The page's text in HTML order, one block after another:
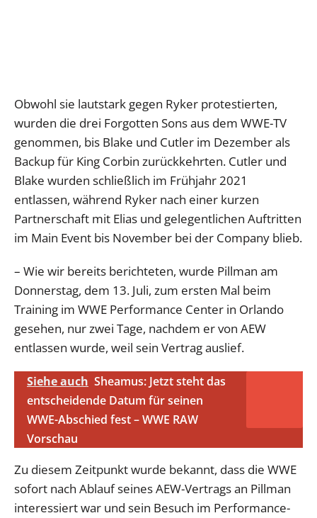
Obwohl sie lautstark gegen Ryker protestierten,
wurden die drei Forgotten Sons aus dem WWE-TV
genommen, bis Blake und Cutler im Dezember als
Backup für King Corbin zurückkehrten. Cutler und
Blake wurden schließlich im Frühjahr 2021
entlassen, während Ryker nach einer kurzen
Partnerschaft mit Elias und gelegentlichen Auftritten
im Main Event bis November bei der Company blieb.
– Wie wir bereits berichteten, wurde Pillman am
Donnerstag, dem 13. Juli, zum ersten Mal beim
Training im WWE Performance Center in Orlando
gesehen, nur zwei Tage, nachdem er von AEW
entlassen wurde, weil sein Vertrag auslief.
Siehe auch Sheamus: Jetzt steht das
entscheidende Datum für seinen
WWE-Abschied fest – WWE RAW
Vorschau
Zu diesem Zeitpunkt wurde bekannt, dass die WWE
sofort nach Ablauf seines AEW-Vertrags an Pillman
interessiert war und sein Besuch im Performance-